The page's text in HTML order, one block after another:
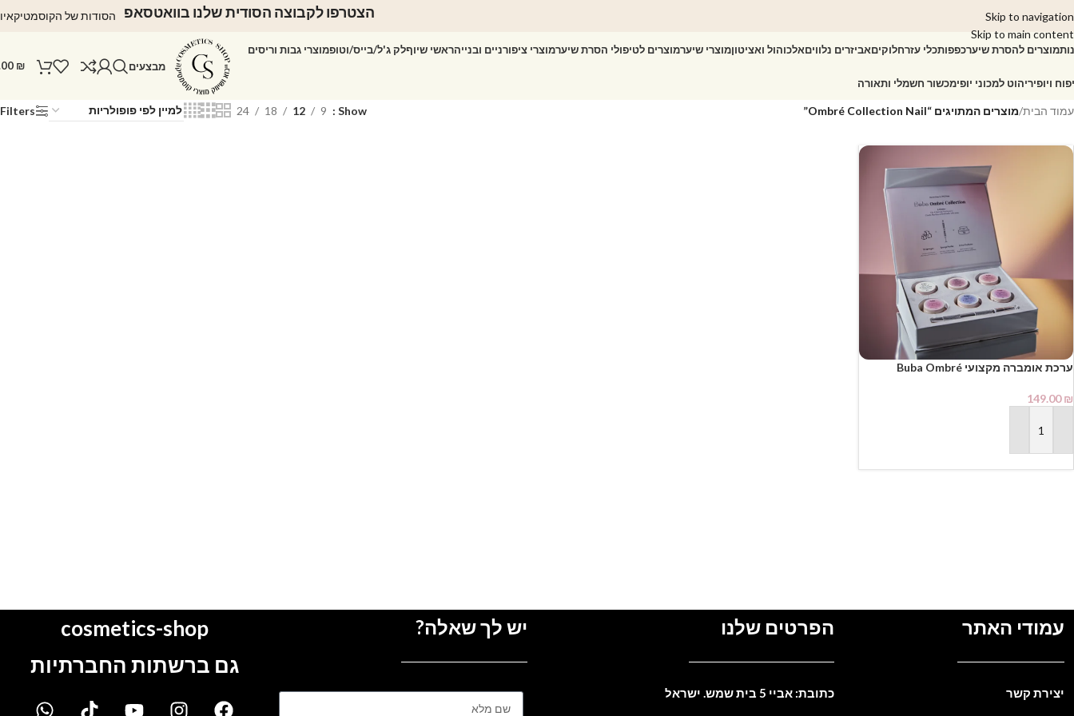
Skip to navigation
Skip to main content
הצטרפו לקבוצה הסודית שלנו בוואטסאפ הסודות של
מוצרים להסרת שיערכפפותכלי עזרחלוקיםאביזרים נלוויםאלכוהול ואציטוןמוצרי שיערמוצרים לטיפולי הסרת שיערמוצרי ציפורניים ובנייהראשי שיוףלק ג'ל/בייס/וטופמוצרי גבות וריסים
ויופיריהוט למכוני יופימכשור חשמלי ותאורה
מבצעים ₪
עמוד הבית/מוצרים המתויגים “Ombré Collection Nail” Show
9
12
18
24
Filters
ערכת אומברה מקצועי Buba Ombré
149.00₪
הוספה לסל
עמודי האתר
יצירת קשר
הפרטים שלנו
כתובת: אביי 5 בית שמש. ישראל
יש לך שאלה?
cosmetics-shop
גם ברשתות החברתיות